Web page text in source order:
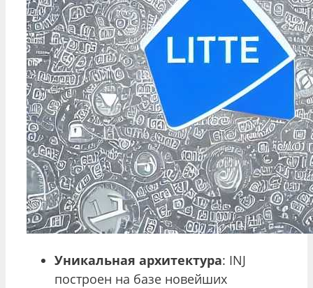
Уникальная архитектура: INJ
построен на базе новейших